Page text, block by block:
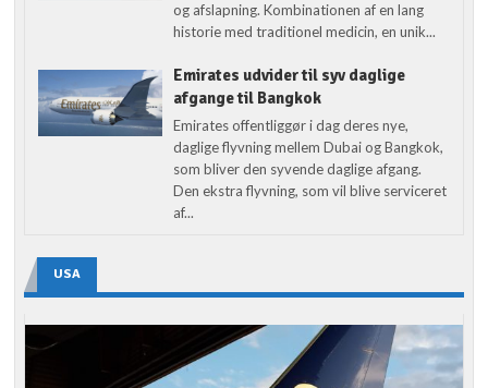
og afslapning. Kombinationen af en lang
historie med traditionel medicin, en unik...
Emirates udvider til syv daglige
afgange til Bangkok
Emirates offentliggør i dag deres nye,
daglige flyvning mellem Dubai og Bangkok,
som bliver den syvende daglige afgang.
Den ekstra flyvning, som vil blive serviceret
af...
USA